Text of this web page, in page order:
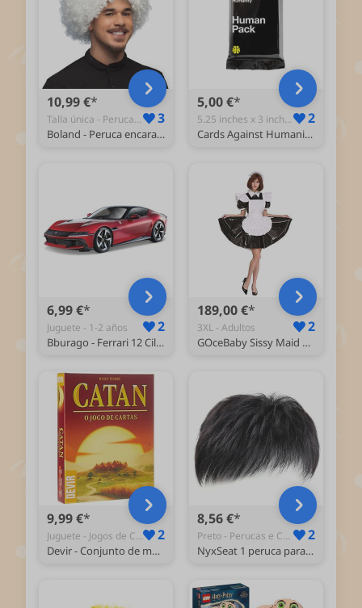
10,99 €
Talla única - Perucas e Cabelo 3
Boland - Peruca encaracolada para adultos, penteado curto de cabelo sintético, peruca para carnaval, halloween e JGA, acessórios para disfarces
5,00 €
5.25 inches x 3 inches x 2.5 inches - Jogos de Cartas de Baralhos Dedicados 2
Cards Against Humanity: Pacote Humano
6,99 €
Juguete - 1-2 años 2
Bburago - Ferrari 12 Cilindros, carro diecast em escala 1:43, réplica detalhada do V12 Cavalino Rampante, design elegante e desportivo, licença oficial Ferrari, idade recomendada 3 anos
189,00 €
3XL - Adultos 2
GOceBaby Sissy Maid Vestido preto com fechadura para homem, tamanho grande, preto, XXXL
9,99 €
Juguete - Jogos de Cartas de Baralhos Dedicados 2
Devir - Conjunto de mesa Catan Cartas em Portugues (BGCATMNPT)
8,56 €
Preto - Perucas e Cabelo 2
NyxSeat 1 peruca para homem, raiz de cabelo de substituição, esponjosa e realista, curta, sintética, para cosplay e para uso diário e muito mais (preto)